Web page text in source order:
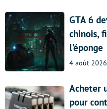
GTA 6
chinois,
l’éponge
4 août
Acheter
pour